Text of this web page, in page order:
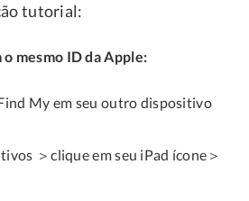
tutorial:
mesmo ID da Apple:
My em seu outro dispositivo
＞clique em seu iPad ícone＞